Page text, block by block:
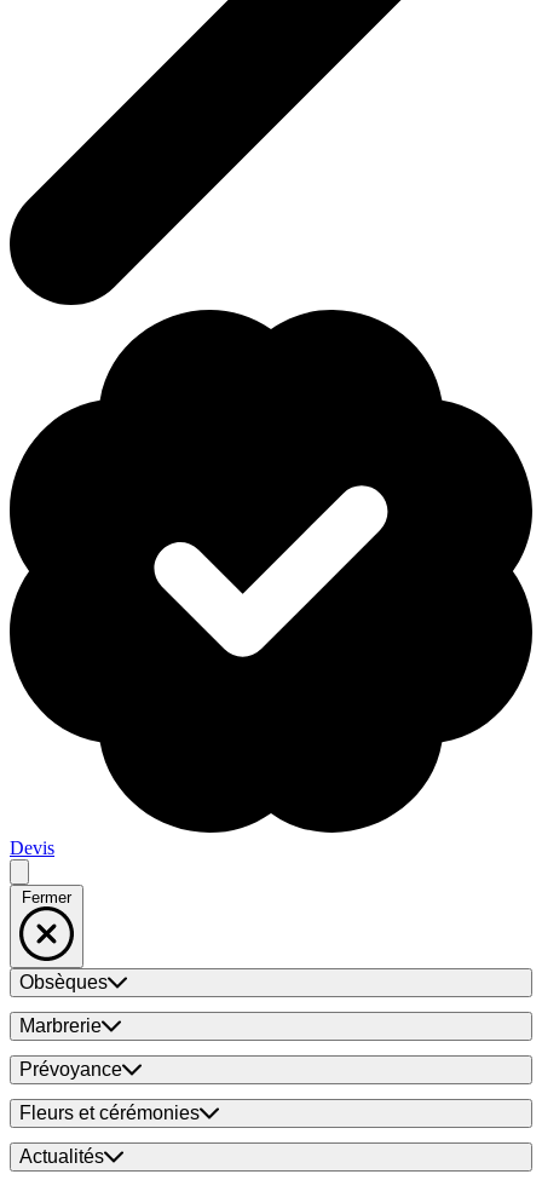
Devis
Fermer
Obsèques
Marbrerie
Prévoyance
Fleurs et cérémonies
Actualités